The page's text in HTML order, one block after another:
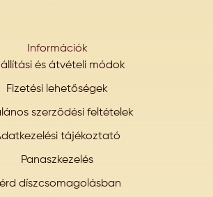
Információk
és átvételi módok
Fizetési lehetőségek
szerződési feltételek
tájékoztató
Panaszkezelés
díszcsomagolásban